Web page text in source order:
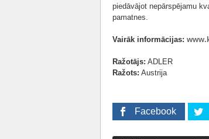
piedāvājot nepārspējamu
pamatnes.
Vairāk informācijas:
Ražotājs: ADLER
Ražots: Austrija
Facebook